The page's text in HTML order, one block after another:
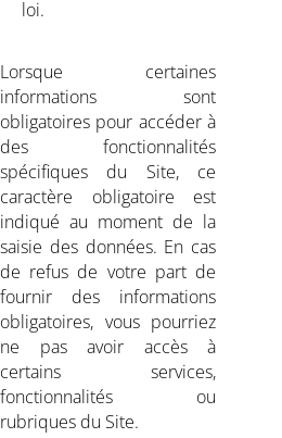
loi.
Lorsque certaines
informations sont
obligatoires pour accéder à
des fonctionnalités
spécifiques du Site, ce
caractère obligatoire est
indiqué au moment de la
saisie des données. En cas
de refus de votre part de
fournir des informations
obligatoires, vous pourriez
ne pas avoir accès à
certains services,
fonctionnalités ou
rubriques du Site.